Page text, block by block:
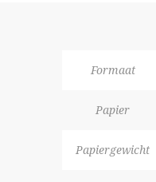
Formaat
Papier
Papiergewicht